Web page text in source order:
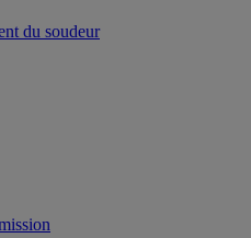
du soudeur